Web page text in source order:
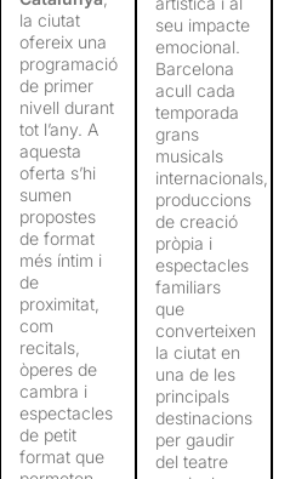
la ciutat
ofereix una
programació
de primer
nivell durant
tot l’any. A
aquesta
oferta s’hi
sumen
propostes
de format
més íntim i
de
proximitat,
com
recitals,
òperes de
cambra i
espectacles
de petit
format que
seu impacte
emocional.
Barcelona
acull cada
temporada
grans
musicals
internacionals,
produccions
de creació
pròpia i
espectacles
familiars
que
converteixen
la ciutat en
una de les
principals
destinacions
per gaudir
del teatre